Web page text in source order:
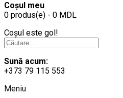
Coșul meu
0 produs(e) - 0 MDL
Coșul este gol!
Sună acum:
+373 79 115 553
Meniu